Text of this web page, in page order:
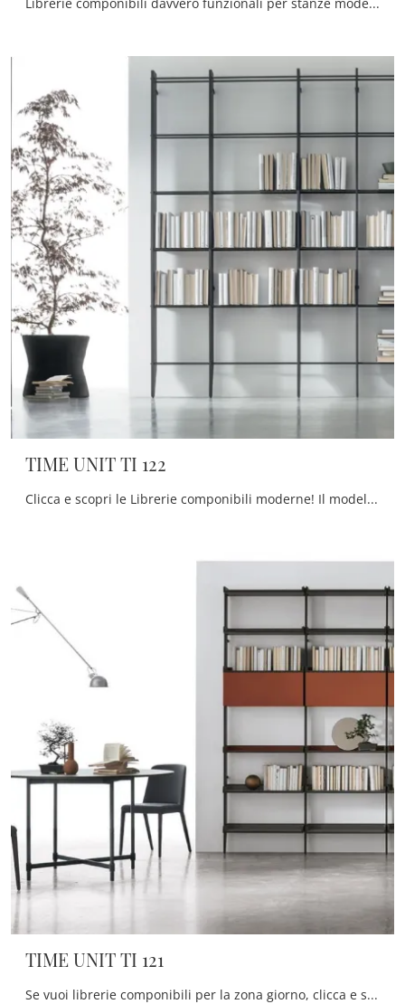
TIME UNIT TI 122
Clicca e scopri le Librerie componibili moderne! Il modello TIME UNIT TI 122 Tomasella saprà completare un soggiorno operativo e pratico.
TIME UNIT TI 121
Se vuoi librerie componibili per la zona giorno, clicca e scopri le nostre soluzioni moderne: il modello TIME UNIT TI 121 Tomasella ti attende!